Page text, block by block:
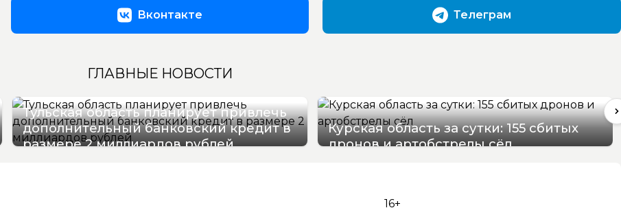
Вконтакте Телеграм
ГЛАВНЫЕ НОВОСТИ
Тульская область планирует привлечь
дополнительный банковский кредит в
размере 2 миллиардов рублей
Курская область за сутки: 155 сбитых
дронов и артобстрелы сёл
16+